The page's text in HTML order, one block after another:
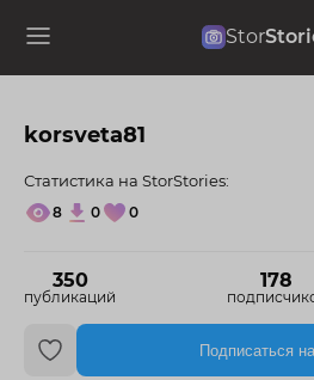
Stor
korsveta81
350
публикаций
178
Статистика на StorStories:
8 0 0
Подписаться